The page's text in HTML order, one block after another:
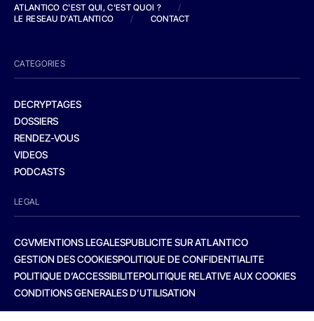
ATLANTICO C'EST QUI, C'EST QUOI ?
/
LE RESEAU D'ATLANTICO
/ CONTACT
CATEGORIES
DECRYPTAGES
DOSSIERS
RENDEZ-VOUS
VIDEOS
PODCASTS
LEGAL
CGVMENTIONS LEGALESPUBLICITE SUR ATLANTICO
GESTION DES COOKIESPOLITIQUE DE CONFIDENTIALITE
POLITIQUE D’ACCESSIBILITEPOLITIQUE RELATIVE AUX COOKIES
CONDITIONS GENERALES D’UTILISATION